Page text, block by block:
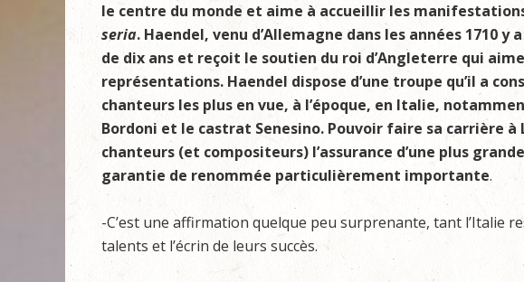
le centre du monde et aime à accueillir les
seria. Haendel, venu d’Allemagne dans les années 1710 y
de dix ans et reçoit le soutien du roi d’Angleterre qui
représentations. Haendel dispose d’une troupe qu’il a
chanteurs les plus en vue, à l’époque, en Italie,
Bordoni et le castrat Senesino. Pouvoir faire sa carrière à
chanteurs (et compositeurs) l’assurance d’une plus
garantie de renommée particulièrement importante.
-C’est une affirmation quelque peu surprenante, tant l’Italie
talents et l’écrin de leurs succès.